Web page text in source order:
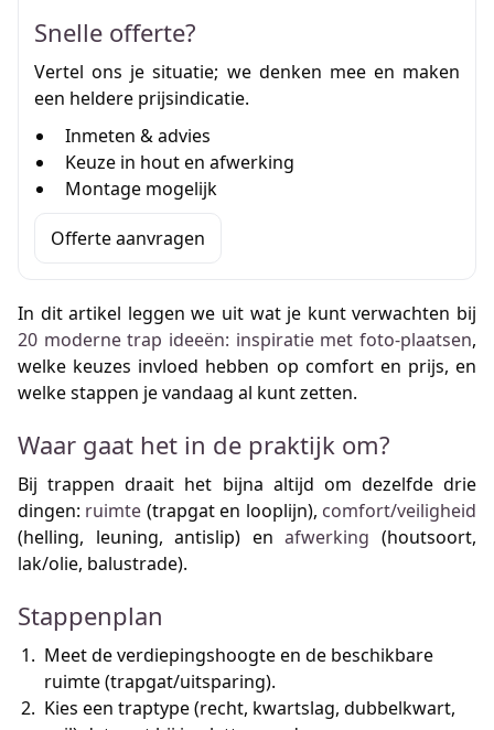
Snelle offerte?
Vertel ons je situatie; we denken mee en maken
een heldere prijsindicatie.
Inmeten & advies
Keuze in hout en afwerking
Montage mogelijk
Offerte aanvragen
In dit artikel leggen we uit wat je kunt verwachten bij
20 moderne trap ideeën: inspiratie met foto-plaatsen,
welke keuzes invloed hebben op comfort en prijs, en
welke stappen je vandaag al kunt zetten.
Waar gaat het in de praktijk om?
Bij trappen draait het bijna altijd om dezelfde drie
dingen: ruimte (trapgat en looplijn), comfort/veiligheid
(helling, leuning, antislip) enafwerking (houtsoort,
lak/olie, balustrade).
Stappenplan
Meet de verdiepingshoogte en de beschikbare
ruimte (trapgat/uitsparing).
Kies een traptype (recht, kwartslag, dubbelkwart,